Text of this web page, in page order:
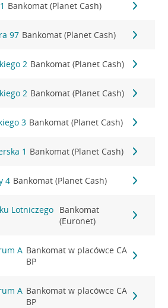
Bankomat (Planet Cash)
97 Bankomat (Planet Cash)
2 Bankomat (Planet Cash)
2 Bankomat (Planet Cash)
3 Bankomat (Planet Cash)
1 Bankomat (Planet Cash)
4 Bankomat (Planet Cash)
Lotniczego Bankomat
(Euronet)
A Bankomat w placówce CA
BP
A Bankomat w placówce CA
BP